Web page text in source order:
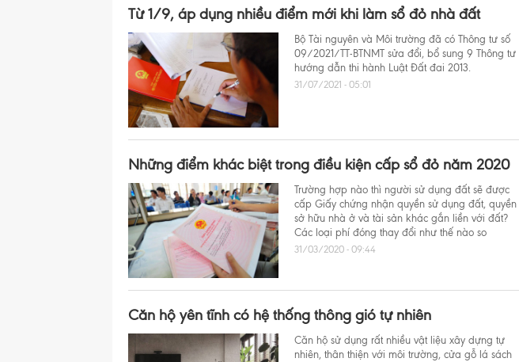
Từ 1/9, áp dụng nhiều điểm mới khi làm sổ đỏ nhà đất
Bộ Tài nguyên và Môi trường đã có Thông tư số
09/2021/TT-BTNMT sửa đổi, bổ sung 9 Thông tư
hướng dẫn thi hành Luật Đất đai 2013.
31/07/2021 - 05:01
Những điểm khác biệt trong điều kiện cấp sổ đỏ năm 2020
Trường hợp nào thì người sử dụng đất sẽ được
cấp Giấy chứng nhận quyền sử dụng đất, quyền
sở hữu nhà ở và tài sản khác gắn liền với đất?
Các loại phí đóng thay đổi như thế nào so
31/03/2020 - 09:44
Căn hộ yên tĩnh có hệ thống thông gió tự nhiên
Căn hộ sử dụng rất nhiều vật liệu xây dựng tự
nhiên, thân thiện với môi trường, cửa gỗ lá sách